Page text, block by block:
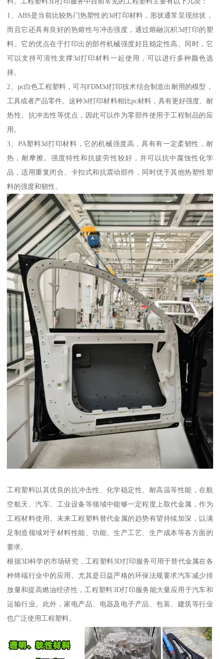
1、ABS是当前比较热门热塑性的3d打印材料，形状通常呈现丝状，
而且它还具有良好的热熔性与冲击强度，通过熔融沉积3d打印的塑
料。它的优点在于打印出的部件机械强度好且稳定性高。同时，它
可以支持可溶性支撑3d打印材料一起使用，可以进行多种颜色选
择。
2、pc白色工程塑料，可与FDM3d打印技术结合制造出耐用的模型，
工具或者产品零件。这种3d打印材料相比pc材料，具有更好强度、耐
热性、抗冲击性等优点，因此可以作为零部件使用于工程制品的应
用。
3、PA塑料3d打印材料，它的机械强度高，具有有一定柔韧性，耐
热，耐摩擦。强度特性和抗疲劳性较好，并可以抗中腐蚀性化学
品，适用重复闭合、卡扣式和抗震动部件，同时优于其他热塑性塑
料的强度和韧性。
工程塑料以其优良的抗冲击性、化学稳定性、耐高温等性能，在航
空航天、汽车、工业设备等领域中能够一定程度上取代金属，作为
工程材料使用。未来工程塑料替代金属的趋势有望持续加深，以满
足制造领域对于材料性能、功能、生产工艺、生产成本等各方面的
要求。
根据3D科学的市场研究，工程塑料3D打印服务可用于替代金属在各
种终端行业中的应用。尤其是日益严格的环保法规要求汽车减少排
放量和提高燃油经济性，工程塑料3D打印服务能大量应用于汽车和
运输行业。此外，家电产品、电器及电子产品、包装、建筑等行业
也广泛使用工程塑料。